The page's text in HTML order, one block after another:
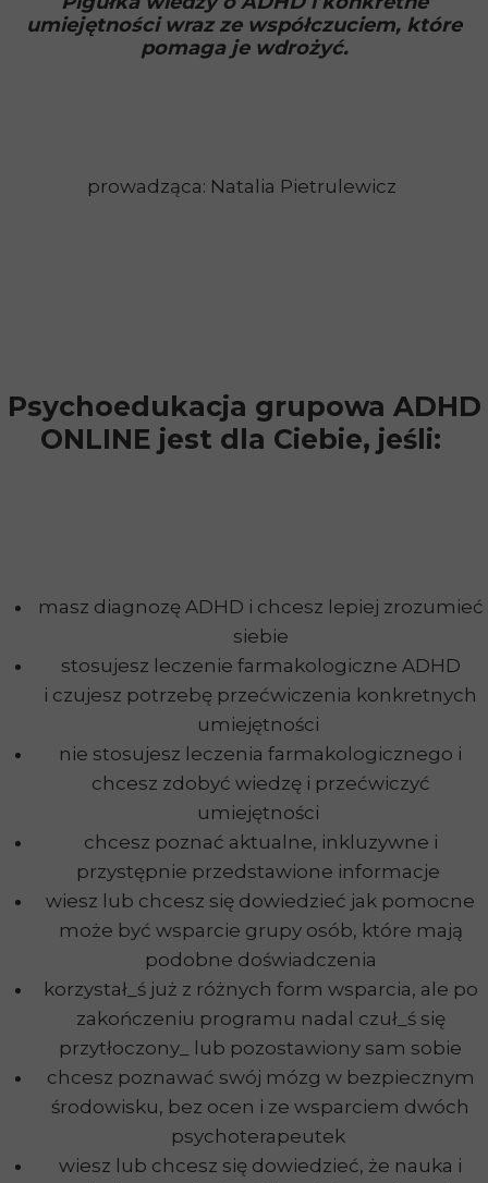
prowadząca: Natalia Pietrulewicz
Psychoedukacja grupowa ADHD
ONLINE jest dla Ciebie, jeśli:
masz diagnozę ADHD i chcesz lepiej zrozumieć
siebie
stosujesz leczenie farmakologiczne ADHD
i czujesz potrzebę przećwiczenia konkretnych
umiejętności
nie stosujesz leczenia farmakologicznego i
chcesz zdobyć wiedzę i przećwiczyć
umiejętności
chcesz poznać aktualne, inkluzywne i
przystępnie przedstawione informacje
wiesz lub chcesz się dowiedzieć jak pomocne
może być wsparcie grupy osób, które mają
podobne doświadczenia
korzystał_ś już z różnych form wsparcia, ale po
zakończeniu programu nadal czuł_ś się
przytłoczony_ lub pozostawiony sam sobie
chcesz poznawać swój mózg w bezpiecznym
środowisku, bez ocen i ze wsparciem dwóch
psychoterapeutek
wiesz lub chcesz się dowiedzieć, że nauka i
umiejętności wraz ze współczuciem, które
pomaga je wdrożyć.